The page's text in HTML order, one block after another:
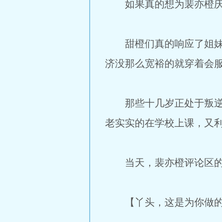
如果真的想为裴亦橙庆
甜橙们真的响应了姐妹
济没那么宽裕的就穿着会
那些十几岁正处于叛逆
老实实的在学校上课，又
当天，裴亦橙评论区的
【丫头，这是为你做